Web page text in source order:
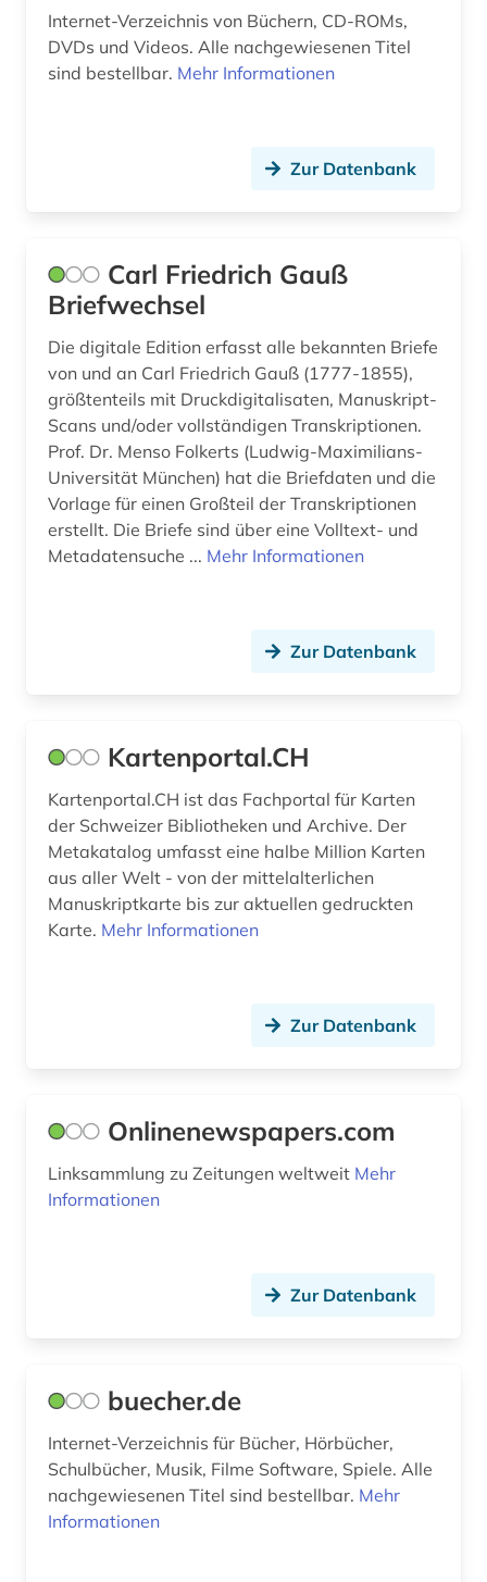
klein- und mittelbetrieb (1)
kulturanthropologie (1)
kulturverband (1)
kulturvergleich (1)
kulturwissenschaften (1)
kunst (5)
kunstauktion (1)
latein (3)
lexikon (1)
literatur (2)
mak-wert (3)
matrikel (1)
medizin (1)
menschenrechtsorganisation (1)
Internet-Verzeichnis von Büchern, CD-ROMs,
DVDs und Videos. Alle nachgewiesenen Titel
sind bestellbar. Mehr Informationen
Zur Datenbank
Carl Friedrich Gauß
Briefwechsel
Die digitale Edition erfasst alle bekannten Briefe
von und an Carl Friedrich Gauß (1777-1855),
größtenteils mit Druckdigitalisaten, Manuskript-
Scans und/oder vollständigen Transkriptionen.
Prof. Dr. Menso Folkerts (Ludwig-Maximilians-
Universität München) hat die Briefdaten und die
Vorlage für einen Großteil der Transkriptionen
erstellt. Die Briefe sind über eine Volltext- und
Metadatensuche ... Mehr Informationen
Zur Datenbank
Kartenportal.CH
Kartenportal.CH ist das Fachportal für Karten
der Schweizer Bibliotheken und Archive. Der
Metakatalog umfasst eine halbe Million Karten
aus aller Welt - von der mittelalterlichen
Manuskriptkarte bis zur aktuellen gedruckten
Karte. Mehr Informationen
Zur Datenbank
Onlinenewspapers.com
Linksammlung zu Zeitungen weltweit Mehr
Informationen
Zur Datenbank
buecher.de
Internet-Verzeichnis für Bücher, Hörbücher,
Schulbücher, Musik, Filme Software, Spiele. Alle
nachgewiesenen Titel sind bestellbar. Mehr
Informationen